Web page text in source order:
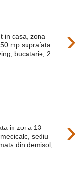
›
in casa, zona
mp suprafata
bucatarie, 2 ...
›
in zona 13
sediu
din demisol,